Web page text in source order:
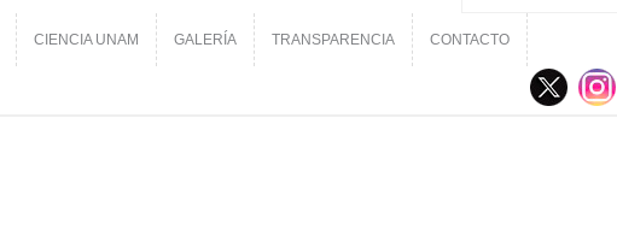
CIENCIA UNAM GALERÍA TRANSPARENCIA CONTACTO